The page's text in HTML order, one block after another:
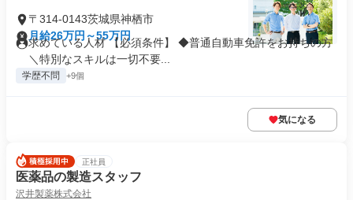
〒314-0143茨城県神栖市
月給26万円～55万円
求めている人材 【必須条件】 ◆普通自動車免許をお持ちの方
＼特別なスキルは一切不要...
学歴不問 +9個
気になる
正社員
医薬品の製造スタッフ
沢井製薬株式会社